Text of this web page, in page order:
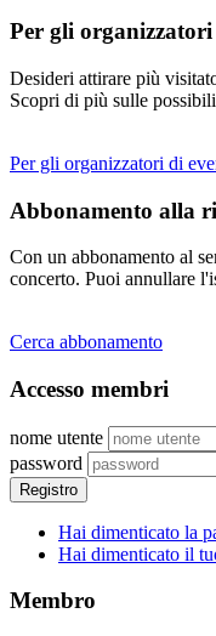
Per gli
Desideri attirare più
Scopri di più sulle
Per gli organizzatori di
Abbonamento alla
Con un abbonamento al
concerto. Puoi annullare
Cerca abbonamento
Accesso membri
nome utente
password
Registro
Hai dimenticato la
Hai dimenticato il
Membro